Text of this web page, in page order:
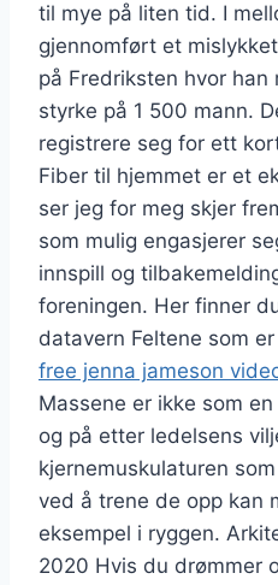
til mye på liten tid. I
gjennomført et
på Fredriksten hvor
styrke på 1 500 mann.
registrere seg for ett
Fiber til hjemmet er et
ser jeg for meg skjer
som mulig engasjerer
innspill og
foreningen. Her finner
datavern Feltene som
free jenna jameson
Massene er ikke som
og på etter ledelsens
kjernemuskulaturen
ved å trene de opp kan
eksempel i ryggen.
2020 Hvis du drømmer